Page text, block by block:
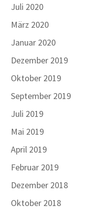
Juli 2020
März 2020
Januar 2020
Dezember 2019
Oktober 2019
September 2019
Juli 2019
Mai 2019
April 2019
Februar 2019
Dezember 2018
Oktober 2018